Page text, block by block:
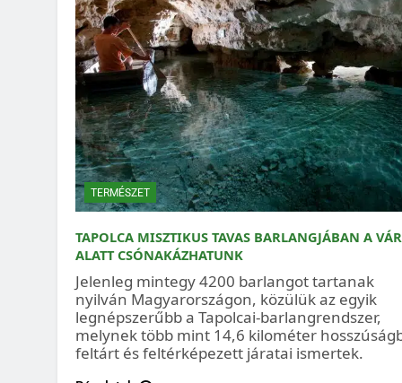
TERMÉSZET
TAPOLCA MISZTIKUS TAVAS BARLANGJÁBAN A
ALATT CSÓNAKÁZHATUNK
Jelenleg mintegy 4200 barlangot tartanak
nyilván Magyarországon, közülük az egyik
legnépszerűbb a Tapolcai-barlangrendszer,
melynek több mint 14,6 kilométer
feltárt és feltérképezett járatai ismertek.